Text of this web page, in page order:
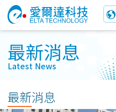
最新消息
Latest News
最新消息